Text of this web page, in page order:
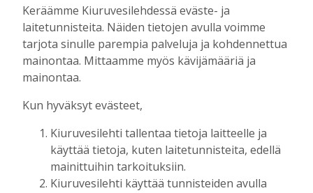
Onko Helsinki koko Suomi?
Tilaajille
Vilho Ruotsalainen 29.7.2026 15:40
Kunta on asukkaidensa ja kyliensä summa
Suvi Louhelainen
Koulun historia ansaitsee kunnioituksen
Tilaajille
Vilho Ruotsalainen 28.7.2026 13:26
Keräämme Kiuruvesilehdessä eväste- ja
laitetunnisteita. Näiden tietojen avulla voimme
tarjota sinulle parempia palveluja ja kohdennettua
mainontaa. Mittaamme myös kävijämääriä ja
mainontaa.
Kun hyväksyt evästeet,
Kiuruvesilehti tallentaa tietoja laitteelle ja
käyttää tietoja, kuten laitetunnisteita, edellä
mainittuihin tarkoituksiin.
Kiuruvesilehti käyttää tunnisteiden avulla